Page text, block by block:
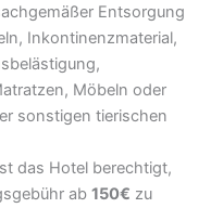
Entsorgung
Inkontinenzmaterial,
Möbeln oder
sonstigen tierischen
das Hotel berechtigt,
ab 150€ zu